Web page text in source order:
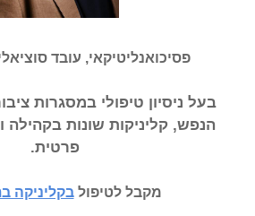
פסיכואנליטיקאי, עובד סוציאלי (מ.ר
בעל ניסיון טיפולי במסגרות
הנפש, קליניקות שונות בקהילה
פרטית.
מקבל לטיפולבקליניקה